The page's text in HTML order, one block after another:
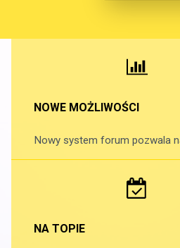
NOWE MOŻLIWOŚCI
Nowy system forum pozwala
NA TOPIE